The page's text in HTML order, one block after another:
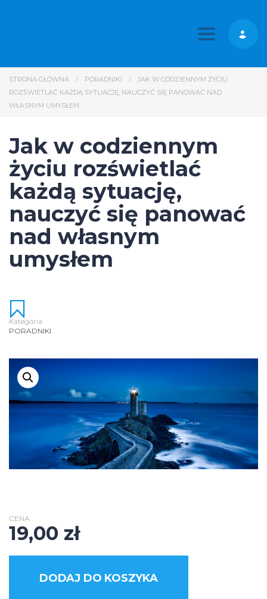
Toggle
STRONA GŁÓWNA PORADNIKI
JAK W CODZIENNYM ŻYCIU
ROZŚWIETLAĆ KAŻDĄ SYTUACJĘ, NAUCZYĆ SIĘ PANOWAĆ NAD
WŁASNYM UMYSŁEM
Jak w codziennym
życiu rozświetlać
każdą sytuację,
nauczyć się panować
nad własnym
umysłem
Kategoria:
PORADNIKI
CENA
19,00 zł
DODAJ DO KOSZYKA